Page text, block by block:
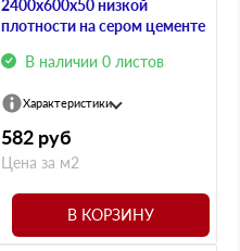
2400х600х50 низкой
плотности на сером цементе
В наличии 0 листов
Характеристики
582 руб
Цена за м2
В КОРЗИНУ